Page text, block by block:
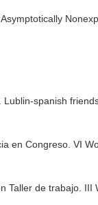
spanish
en Congreso. VI
Taller de trabajo.